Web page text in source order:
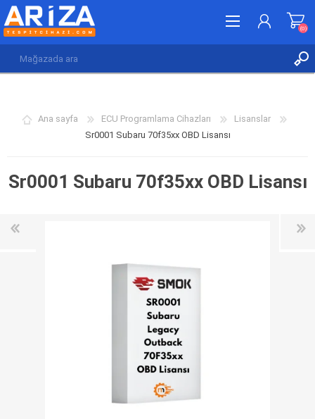
(0)
(0)
Ana sayfa ECU Programlama Cihazları
Lisanslar
Sr0001 Subaru 70f35xx OBD Lisansı
Sr0001 Subaru 70f35xx OBD Lisansı